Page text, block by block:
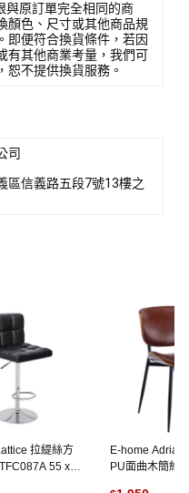
與原訂單完全相同的商
顏色、尺寸或其他商品規
即便符合換貨條件，若因
有其他商業考量，我們可
恕不提供換貨服務。
司
區信義路五段7號13樓之
拉緹絲方
55 x
E-home Adrian
PU面曲木簡約